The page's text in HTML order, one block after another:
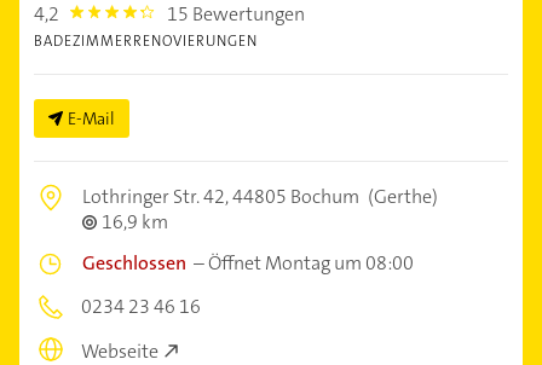
4,2 4.2000003 15 Bewertungen
BADEZIMMERRENOVIERUNGEN
E-Mail
Lothringer Str. 42,44805 Bochum (Gerthe)
16,9 km
Geschlossen –Öffnet Montag um 08:00
0234 23 46 16
Webseite